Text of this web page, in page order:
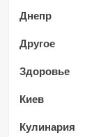
Днепр
Другое
Здоровье
Киев
Кулинария